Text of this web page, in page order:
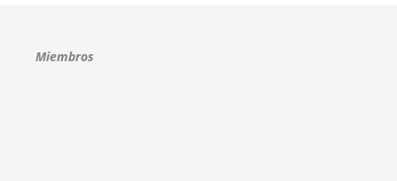
Miembros